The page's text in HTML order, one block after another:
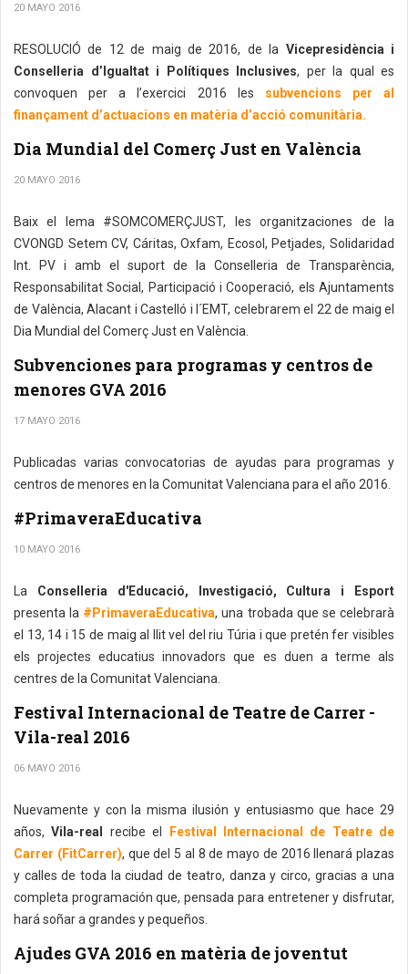
20 MAYO 2016
RESOLUCIÓ de 12 de maig de 2016, de la Vicepresidència i
Conselleria d’Igualtat i Polítiques Inclusives, per la qual es
convoquen per a l’exercici 2016 les subvencions per al
finançament d’actuacions en matèria d’acció comunitària.
Dia Mundial del Comerç Just en València
20 MAYO 2016
Baix el lema #SOMCOMERÇJUST, les organitzaciones de la
CVONGD Setem CV, Cáritas, Oxfam, Ecosol, Petjades, Solidaridad
Int. PV i amb el suport de la Conselleria de Transparència,
Responsabilitat Social, Participació i Cooperació, els Ajuntaments
de València, Alacant i Castelló i l´EMT, celebrarem el 22 de maig el
Dia Mundial del Comerç Just en València.
Subvenciones para programas y centros de
menores GVA 2016
17 MAYO 2016
Publicadas varias convocatorias de ayudas para programas y
centros de menores en la Comunitat Valenciana para el año 2016.
#PrimaveraEducativa
10 MAYO 2016
La Conselleria d'Educació, Investigació, Cultura i Esport
presenta la #PrimaveraEducativa, una trobada que se celebrarà
el 13, 14 i 15 de maig al llit vel del riu Túria i que pretén fer visibles
els projectes educatius innovadors que es duen a terme als
centres de la Comunitat Valenciana.
Festival Internacional de Teatre de Carrer -
Vila-real 2016
06 MAYO 2016
Nuevamente y con la misma ilusión y entusiasmo que hace 29
años,Vila-real recibe el
Festival Internacional de Teatre de
Carrer (FitCarrer), que del 5 al 8 de mayo de 2016 llenará plazas
y calles de toda la ciudad de teatro, danza y circo, gracias a una
completa programación que, pensada para entretener y disfrutar,
hará soñar a grandes y pequeños.
Ajudes GVA 2016 en matèria de joventut